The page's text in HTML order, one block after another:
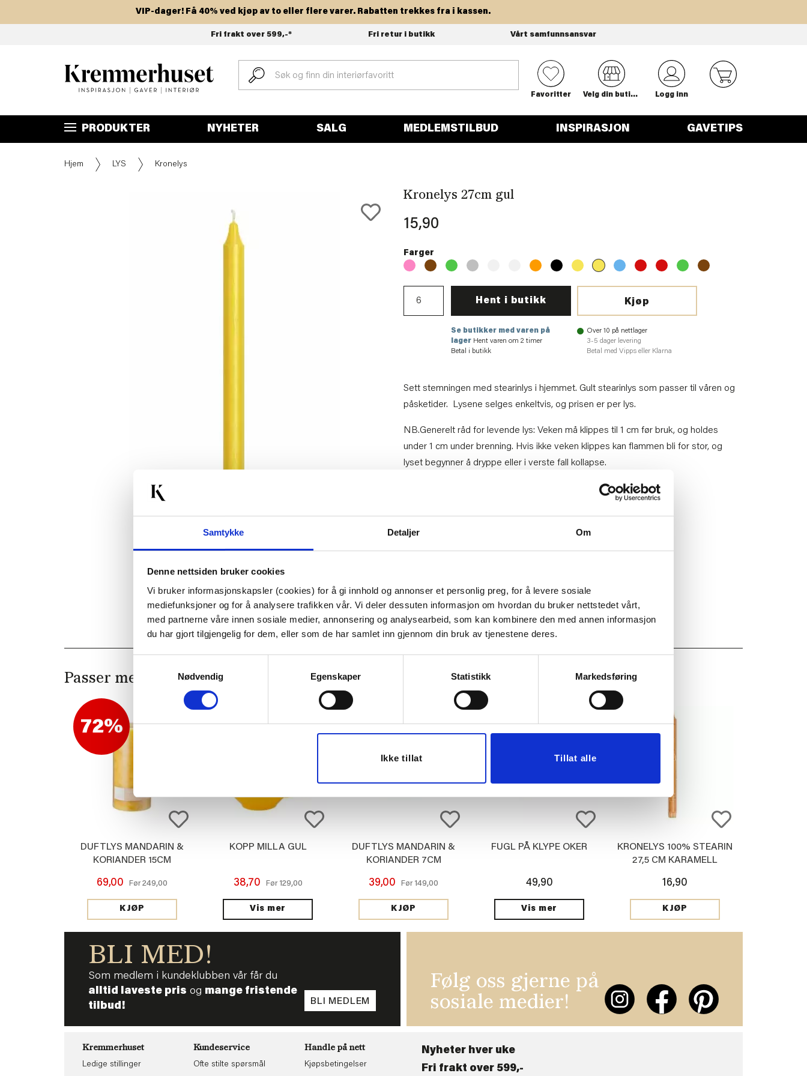
Samtykke Detaljer Om
Denne nettsiden bruker cookies
Vi bruker informasjonskapsler (cookies) for å gi innhold og annonser et personlig preg, for å levere sosiale
mediefunksjoner og for å analysere trafikken vår. Vi deler dessuten informasjon om hvordan du bruker nettstedet vårt,
med partnerne våre innen sosiale medier, annonsering og analysearbeid, som kan kombinere den med annen informasjon
du har gjort tilgjengelig for dem, eller som de har samlet inn gjennom din bruk av tjenestene deres.
Nødvendig
Egenskaper Statistikk Markedsføring
Ikke tillat Tillat alle
Hopp
VIP-dager! Få 40% ved kjøp av to eller flere varer. Rabatten trekkes fra i kassen.
Fri frakt over 599,-* Fri retur i butikk Vårt samfunnsansvar
0
Favoritter Velg din butikk Logg inn
PRODUKTER NYHETER SALG MEDLEMSTILBUD INSPIRASJON GAVETIPS
Hjem LYS Kronelys
Kronelys 27cm gul
15,90
Farger
Kjøp
Hent i butikk
Over 10 på nettlager
3-5 dager levering
Betal med Vipps eller Klarna
Se butikker med varen på
lagerHent varen om 2 timer
Betal i butikk
Sett stemningen med stearinlys i hjemmet. Gult stearinlys som passer til våren og
påsketider. Lysene selges enkeltvis, og prisen er per lys.
NB.Generelt råd for levende lys: Veken må klippes til 1 cm før bruk, og holdes
under 1 cm under brenning. Hvis ikke veken klippes kan flammen bli for stor, og
lyset begynner å dryppe eller i verste fall kollapse.
Artikkelnummer:
5712777011688
Høyde:
Last ned bilde
Passer med
72%
DUFTLYS MANDARIN &
KORIANDER 15CM
69,00 Før249,00
KJØP
KOPP MILLA GUL
38,70 Før 129,00
Vis mer
74%
DUFTLYS MANDARIN &
KORIANDER 7CM
39,00 Før 149,00
KJØP
FUGL PÅ KLYPE OKER
49,90
Vis mer
KRONELYS 100% STEARIN
27,5 CM KARAMELL
16,90
KJØP
BLI MED!
Som medlem i kundeklubben vår får du
alltid laveste pris og mange fristende
tilbud!
BLI MEDLEM
Følg oss gjerne på
sosiale medier!
Kremmerhuset
Ledige stillinger
Kundeservice
Ofte stilte spørsmål
Handle på nett
Kjøpsbetingelser
Nyheter hver uke
Fri frakt over 599,-